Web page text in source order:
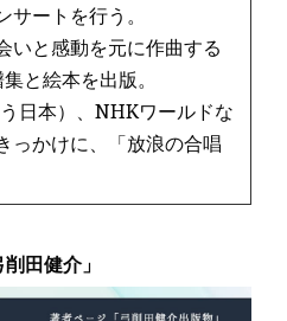
ートを行う。
いと感動を元に作曲する
と絵本を出版。
日本）、NHKワールドな
っかけに、「放浪の合唱
田健介」